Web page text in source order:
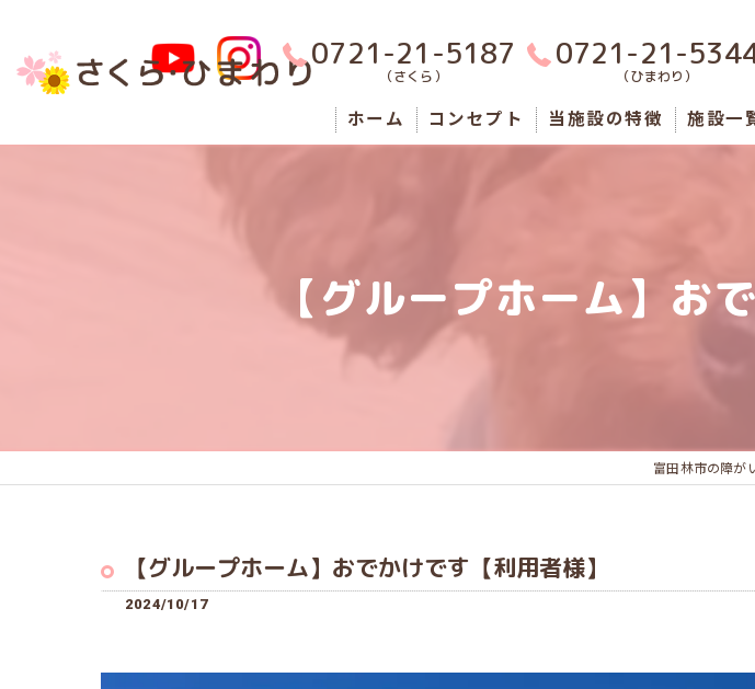
0721-21-5187
（さくら）
0721-21-
（ひまわり）
ホーム コンセプト
障がい者
当施設の特徴 施設一
さくら
ふくろ
【グループホーム】お
富田林市の障が
【グループホーム】おでかけです【利用者様】
2024/10/17